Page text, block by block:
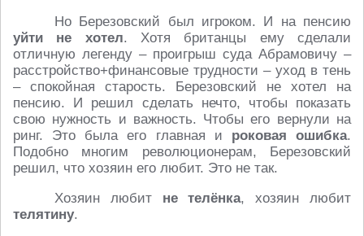
Но Березовский был игроком. И на пенсию
уйти не хотел. Хотя британцы ему сделали
отличную легенду – проигрыш суда Абрамовичу –
расстройство+финансовые трудности – уход в тень
– спокойная старость. Березовский не хотел на
пенсию. И решил сделать нечто, чтобы показать
свою нужность и важность. Чтобы его вернули на
ринг. Это была его главная и роковая ошибка.
Подобно многим революционерам, Березовский
решил, что хозяин его любит. Это не так.
Хозяин любит не телёнка, хозяин любит
телятину.